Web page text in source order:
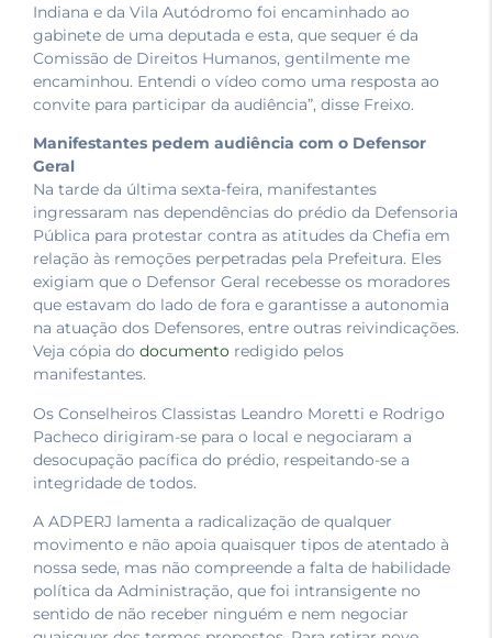
Indiana e da Vila Autódromo foi encaminhado ao
gabinete de uma deputada e esta, que sequer é da
Comissão de Direitos Humanos, gentilmente me
encaminhou. Entendi o vídeo como uma resposta ao
convite para participar da audiência”, disse Freixo.
Manifestantes pedem audiência com o Defensor
Geral
Na tarde da última sexta-feira, manifestantes
ingressaram nas dependências do prédio da Defensoria
Pública para protestar contra as atitudes da Chefia em
relação às remoções perpetradas pela Prefeitura. Eles
exigiam que o Defensor Geral recebesse os moradores
que estavam do lado de fora e garantisse a autonomia
na atuação dos Defensores, entre outras reivindicações.
Veja cópia do documento redigido pelos
manifestantes.
Os Conselheiros Classistas Leandro Moretti e Rodrigo
Pacheco dirigiram-se para o local e negociaram a
desocupação pacífica do prédio, respeitando-se a
integridade de todos.
A ADPERJ lamenta a radicalização de qualquer
movimento e não apoia quaisquer tipos de atentado à
nossa sede, mas não compreende a falta de habilidade
política da Administração, que foi intransigente no
sentido de não receber ninguém e nem negociar